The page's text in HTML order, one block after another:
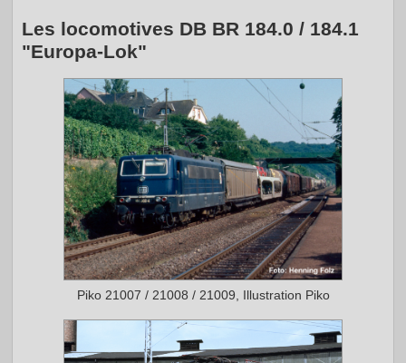
Les locomotives DB BR 184.0 / 184.1
"Europa-Lok"
Piko 21007 / 21008 / 21009, Illustration Piko